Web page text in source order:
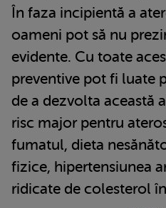
În faza incipientă a
oameni pot să nu
evidente. Cu toate
preventive pot fi luate
de a dezvolta această
risc major pentru
fumatul, dieta
fizice, hipertensiunea
ridicate de colesterol